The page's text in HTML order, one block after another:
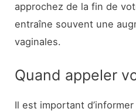
approchez de la fin de
entraîne souvent une
vaginales.
Quand appeler
Il est important